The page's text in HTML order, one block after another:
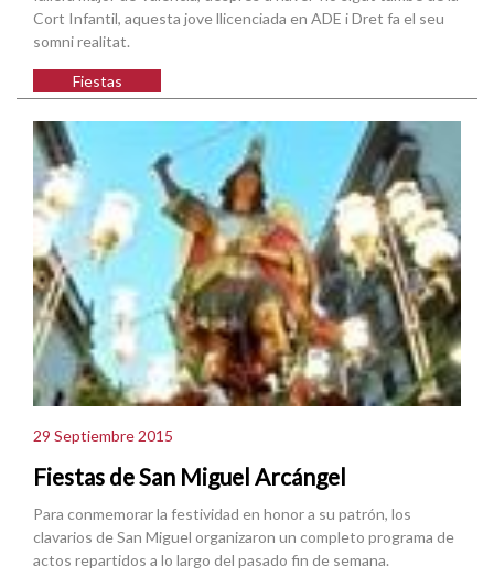
Cort Infantil, aquesta jove llicenciada en ADE i Dret fa el seu
somni realitat.
Fiestas
29 Septiembre 2015
Fiestas de San Miguel Arcángel
Para conmemorar la festividad en honor a su patrón, los
clavarios de San Miguel organizaron un completo programa de
actos repartidos a lo largo del pasado fin de semana.